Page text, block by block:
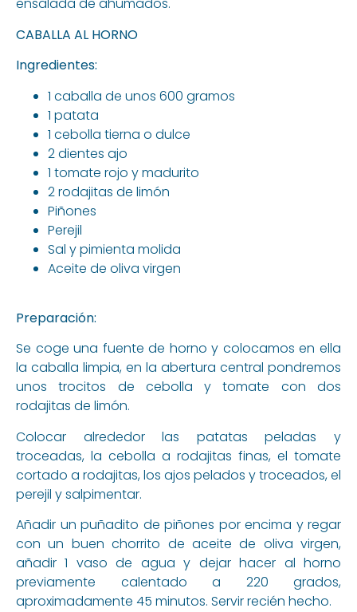
ensalada de ahumados.
CABALLA AL HORNO
Ingredientes:
1 caballa de unos 600 gramos
1 patata
1 cebolla tierna o dulce
2 dientes ajo
1 tomate rojo y madurito
2 rodajitas de limón
Piñones
Perejil
Sal y pimienta molida
Aceite de oliva virgen
Preparación:
Se coge una fuente de horno y colocamos en ella
la caballa limpia, en la abertura central pondremos
unos trocitos de cebolla y tomate con dos
rodajitas de limón.
Colocar alrededor las patatas peladas y
troceadas, la cebolla a rodajitas finas, el tomate
cortado a rodajitas, los ajos pelados y troceados, el
perejil y salpimentar.
Añadir un puñadito de piñones por encima y regar
con un buen chorrito de aceite de oliva virgen,
añadir 1 vaso de agua y dejar hacer al horno
previamente calentado a 220 grados,
aproximadamente 45 minutos. Servir recién hecho.